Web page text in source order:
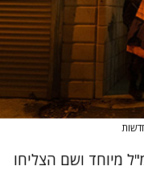
מיוחד ושם הצליחו